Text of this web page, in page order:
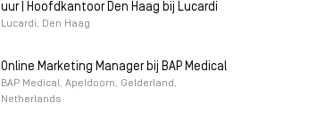
uur | Hoofdkantoor Den Haag bij Lucardi
Lucardi, Den Haag
Online Marketing Manager bij BAP Medical
BAP Medical, Apeldoorn, Gelderland,
Netherlands